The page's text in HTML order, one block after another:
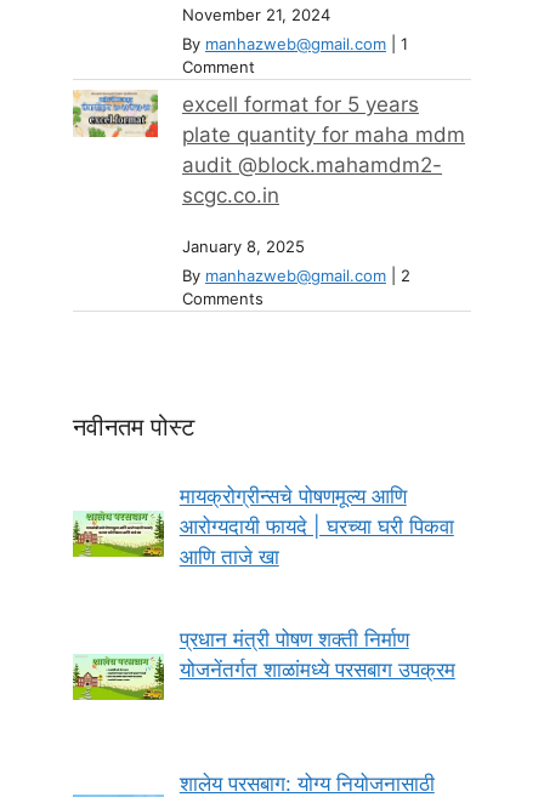
November 21, 2024
By manhazweb@gmail.com
1
Comment
excell format for 5 years
plate quantity for maha mdm
audit @block.mahamdm2-
scgc.co.in
January 8, 2025
By manhazweb@gmail.com
2
Comments
नवीनतम पोस्ट
मायक्रोग्रीन्सचे पोषणमूल्य आणि
आरोग्यदायी फायदे | घरच्या घरी पिकवा
आणि ताजे खा
प्रधान मंत्री पोषण शक्ती निर्माण
योजनेंतर्गत शाळांमध्ये परसबाग उपक्रम
शालेय परसबाग: योग्य नियोजनासाठी